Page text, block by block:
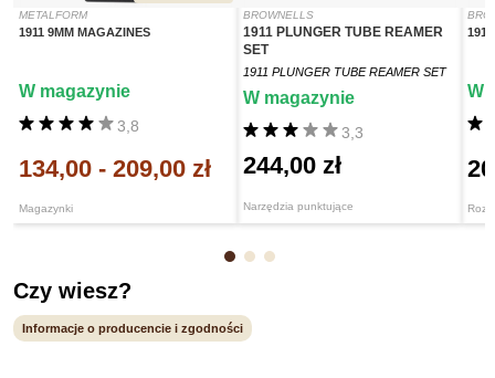
METALFORM
1911 9MM MAGAZINES
Magazynki
3,8
W magazynie
134,00 - 209,00 zł
BROWNELLS
1911 PLUNGER TUBE REAMER
SET
1911 PLUNGER TUBE REAMER SET
Narzędzia punktujące
3,3
W magazynie
244,00 zł
W
Czy wiesz?
Informacje o producencie i zgodności